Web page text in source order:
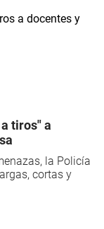
tiros" a
la Policía
cortas y